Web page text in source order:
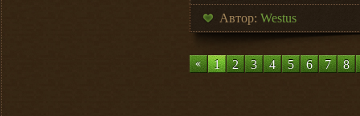
Автор: Westus
1 2 3 4 5 6 7 8